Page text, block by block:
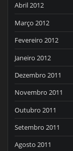
Abril 2012
Março 2012
Fevereiro 2012
Janeiro 2012
Dezembro 2011
Novembro 2011
Outubro 2011
Setembro 2011
Agosto 2011